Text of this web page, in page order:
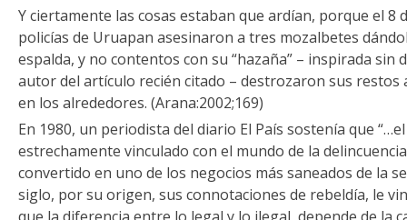
Y ciertamente las cosas estaban que ardían, porque el 8
policías de Uruapan asesinaron a tres mozalbetes
espalda, y no contentos con su “hazaña” – inspirada sin
autor del artículo recién citado – destrozaron sus
en los alrededores. (Arana:2002;169)
En 1980, un periodista del diario El País sostenía que
estrechamente vinculado con el mundo de la
convertido en uno de los negocios más saneados de la
siglo, por su origen, sus connotaciones de rebeldía, le